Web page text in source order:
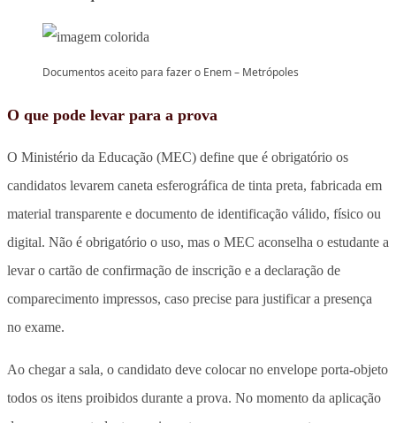
Documentos aceito para fazer o Enem – Metrópoles
O que pode levar para a prova
O Ministério da Educação (MEC) define que é obrigatório os
candidatos levarem caneta esferográfica de tinta preta, fabricada em
material transparente e documento de identificação válido, físico ou
digital. Não é obrigatório o uso, mas o MEC aconselha o estudante a
levar o cartão de confirmação de inscrição e a declaração de
comparecimento impressos, caso precise para justificar a presença
no exame.
Ao chegar a sala, o candidato deve colocar no envelope porta-objeto
todos os itens proibidos durante a prova. No momento da aplicação